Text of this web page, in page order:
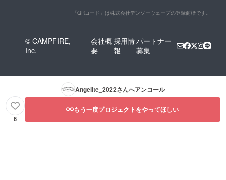
「QRコード」は株式会社デンソーウェーブの登録商標です。
© CAMPFIRE,
Inc.
会社概
要
採用情
報
パートナー
募集
Angelite_2022さんへアンコール
6
もう一度プロジェクトをやってほしい